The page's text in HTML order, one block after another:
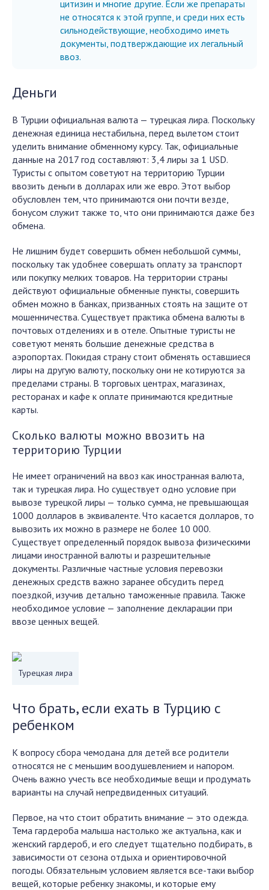
цитизин и многие другие. Если же препараты
не относятся к этой группе, и среди них есть
сильнодействующие, необходимо иметь
документы, подтверждающие их легальный
ввоз.
Деньги
В Турции официальная валюта — турецкая лира. Поскольку
денежная единица нестабильна, перед вылетом стоит
уделить внимание обменному курсу. Так, официальные
данные на 2017 год составляют: 3,4 лиры за 1 USD.
Туристы с опытом советуют на территорию Турции
ввозить деньги в долларах или же евро. Этот выбор
обусловлен тем, что принимаются они почти везде,
бонусом служит также то, что они принимаются даже без
обмена.
Не лишним будет совершить обмен небольшой суммы,
поскольку так удобнее совершать оплату за транспорт
или покупку мелких товаров. На территории страны
действуют официальные обменные пункты, совершить
обмен можно в банках, призванных стоять на защите от
мошенничества. Существует практика обмена валюты в
почтовых отделениях и в отеле. Опытные туристы не
советуют менять большие денежные средства в
аэропортах. Покидая страну стоит обменять оставшиеся
лиры на другую валюту, поскольку они не котируются за
пределами страны. В торговых центрах, магазинах,
ресторанах и кафе к оплате принимаются кредитные
карты.
Сколько валюты можно ввозить на
территорию Турции
Не имеет ограничений на ввоз как иностранная валюта,
так и турецкая лира. Но существует одно условие при
вывозе турецкой лиры — только сумма, не превышающая
1000 долларов в эквиваленте. Что касается долларов, то
вывозить их можно в размере не более 10 000.
Существует определенный порядок вывоза физическими
лицами иностранной валюты и разрешительные
документы. Различные частные условия перевозки
денежных средств важно заранее обсудить перед
поездкой, изучив детально таможенные правила. Также
необходимое условие — заполнение декларации при
ввозе ценных вещей.
Турецкая лира
Что брать, если ехать в Турцию с
ребенком
К вопросу сбора чемодана для детей все родители
относятся не с меньшим воодушевлением и напором.
Очень важно учесть все необходимые вещи и продумать
варианты на случай непредвиденных ситуаций.
Первое, на что стоит обратить внимание — это одежда.
Тема гардероба малыша настолько же актуальна, как и
женский гардероб, и его следует тщательно подбирать, в
зависимости от сезона отдыха и ориентировочной
погоды. Обязательным условием является все-таки выбор
вещей, которые ребенку знакомы, и которые ему